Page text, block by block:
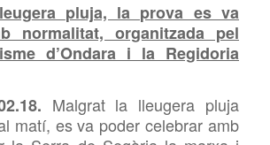
pluja, la prova es va
normalitat, organitzada pel
d’Ondara i la Regidoria
Malgrat la lleugera pluja
matí, es va poder celebrar amb